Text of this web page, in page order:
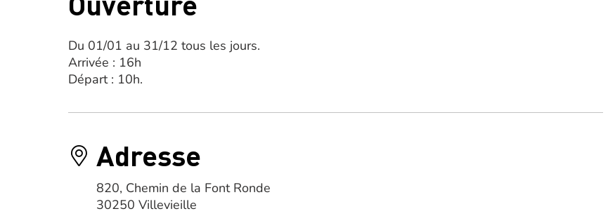
Du 01/01 au 31/12 tous les jours.
Arrivée : 16h
Départ : 10h.
Adresse
820, Chemin de la Font Ronde
30250 Villevieille